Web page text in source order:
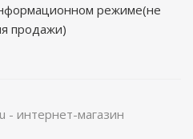
режиме(не
продажи)
- интернет-магазин